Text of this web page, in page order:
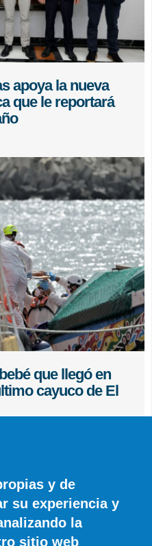
apoya la nueva
que le reportará
que llegó en
cayuco de El
y de
su experiencia y
la
sitio web